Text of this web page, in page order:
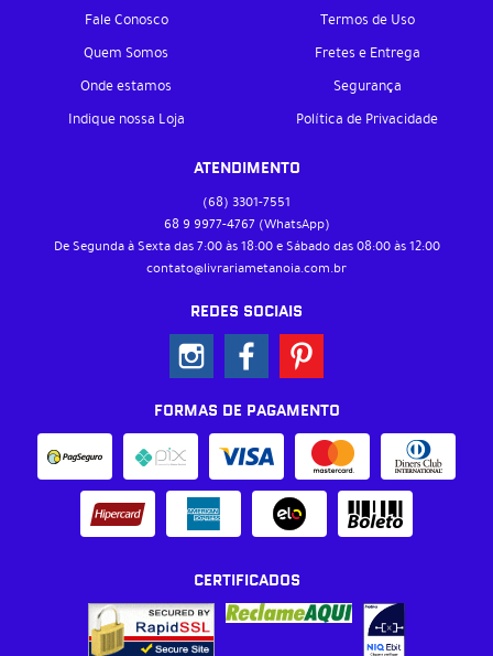
Fale Conosco
Quem Somos
Onde estamos
Indique nossa Loja
Termos de Uso
Fretes e Entrega
Segurança
Política de Privacidade
ATENDIMENTO
(68) 3301-7551
68 9 9977-4767 (WhatsApp)
De Segunda à Sexta das 7:00 às 18:00 e Sábado das 08:00 às 12:00
contato@livrariametanoia.com.br
REDES SOCIAIS
FORMAS DE PAGAMENTO
CERTIFICADOS